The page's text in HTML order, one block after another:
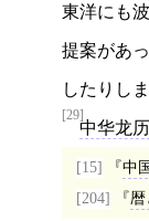
東洋にも
提案があ
したりし
[29]
中华龙历
[15] 中
[204]